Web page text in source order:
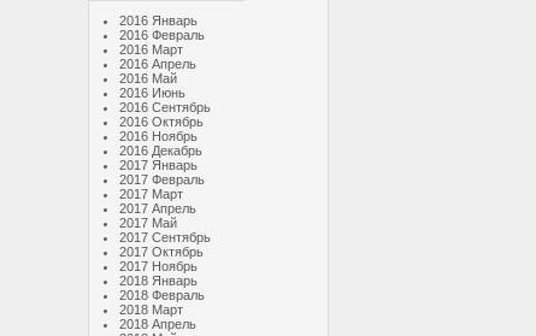
2016 Январь
2016 Февраль
2016 Март
2016 Апрель
2016 Май
2016 Июнь
2016 Сентябрь
2016 Октябрь
2016 Ноябрь
2016 Декабрь
2017 Январь
2017 Февраль
2017 Март
2017 Апрель
2017 Май
2017 Сентябрь
2017 Октябрь
2017 Ноябрь
2018 Январь
2018 Февраль
2018 Март
2018 Апрель